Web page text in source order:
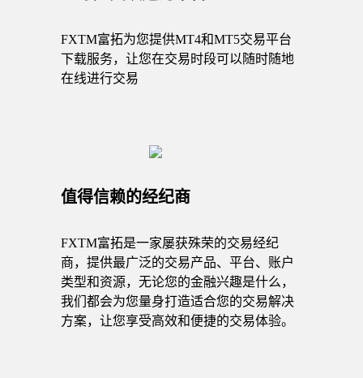
FXTM富拓为您提供MT4和MT5交易平台
下载服务，让您在交易时段可以随时随地
在线进行交易
值得信赖的经纪商
FXTM富拓是一家屡获殊荣的交易经纪
商，提供最广泛的交易产品、平台、账户
类型和资源，无论您的金融兴趣是什么，
我们都会为您量身打造适合您的交易解决
方案，让您享受高效和便捷的交易体验。